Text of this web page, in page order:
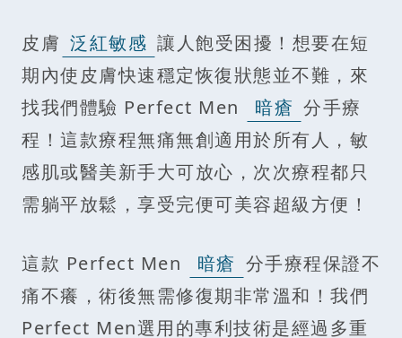
皮膚 泛紅敏感 讓人飽受困擾！想要在短
期內使皮膚快速穩定恢復狀態並不難，來
找我們體驗 Perfect Men
暗瘡 分手療
程！這款療程無痛無創適用於所有人，敏
感肌或醫美新手大可放心，次次療程都只
需躺平放鬆，享受完便可美容超級方便！
這款 Perfect Men 暗瘡 分手療程保證不
痛不癢，術後無需修復期非常溫和！我們
Perfect Men選用的專利技術是經過多重